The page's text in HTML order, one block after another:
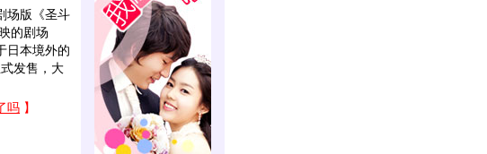
版《圣斗
的剧场
日本境外的
发售，大